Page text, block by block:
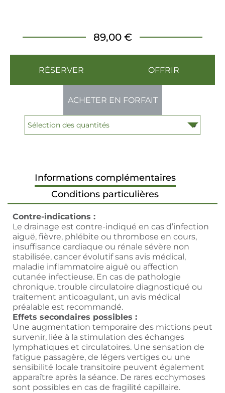
RÉSERVER OFFRIR
ACHETER EN FORFAIT
89,00 €
Informations complémentaires
Conditions particulières
Contre-indications :
Le drainage est contre-indiqué en cas d’infection
aiguë, fièvre, phlébite ou thrombose en cours,
insuffisance cardiaque ou rénale sévère non
stabilisée, cancer évolutif sans avis médical,
maladie inflammatoire aiguë ou affection
cutanée infectieuse. En cas de pathologie
chronique, trouble circulatoire diagnostiqué ou
traitement anticoagulant, un avis médical
préalable est recommandé.
Effets secondaires possibles :
Une augmentation temporaire des mictions peut
survenir, liée à la stimulation des échanges
lymphatiques et circulatoires. Une sensation de
fatigue passagère, de légers vertiges ou une
sensibilité locale transitoire peuvent également
apparaître après la séance. De rares ecchymoses
sont possibles en cas de fragilité capillaire.